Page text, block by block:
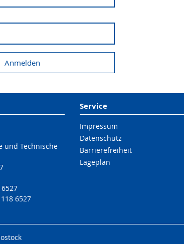
und Technische
6527
Service
Impressum
Datenschutz
Barrierefreiheit
Lageplan